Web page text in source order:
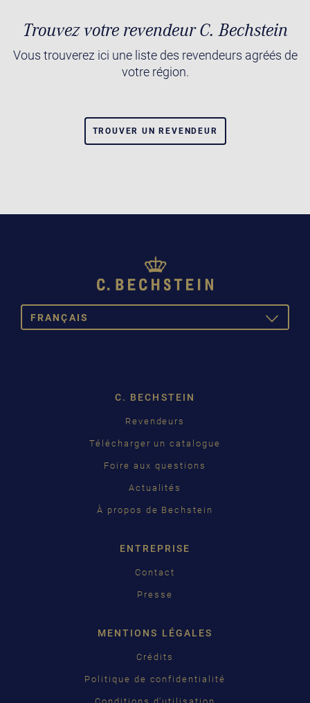
Trouvez votre revendeur C. Bechstein
Vous trouverez ici une liste des revendeurs agréés de
votre région.
TROUVER UN REVENDEUR
FRANÇAIS
TOGGLE
Pусский
C. BECHSTEIN
Revendeurs
Télécharger un catalogue
Foire aux questions
Actualités
À propos de Bechstein
ENTREPRISE
Contact
Presse
MENTIONS LÉGALES
Crédits
Politique de confidentialité